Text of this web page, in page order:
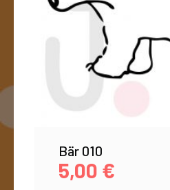
Bär 010
5,00 €